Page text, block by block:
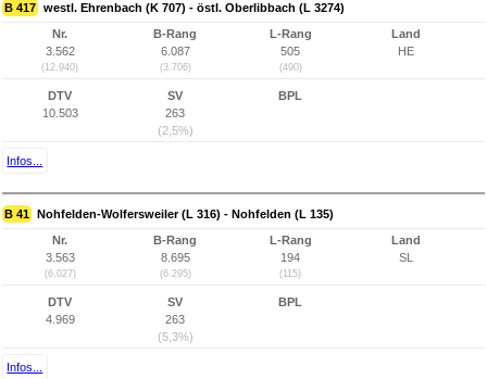
B 417 westl. Ehrenbach (K 707) - östl. Oberlibbach (L 3274)
Nr.
3.562
(12.940)
B-Rang
6.087
(3.706)
L-Rang
505
(490)
Land
HE
DTV
10.503
SV
263
(2,5%)
BPL
Infos...
B 41 Nohfelden-Wolfersweiler (L 316) - Nohfelden (L 135)
Nr.
3.563
(6.027)
B-Rang
8.695
(6.295)
L-Rang
194
(115)
Land
SL
DTV
4.969
SV
263
(5,3%)
BPL
Infos...